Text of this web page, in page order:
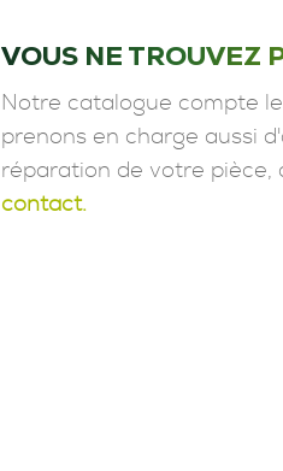
VOUS NE TROUVEZ
Notre catalogue compte
prenons en charge aussi
réparation de votre pièce,
contact.